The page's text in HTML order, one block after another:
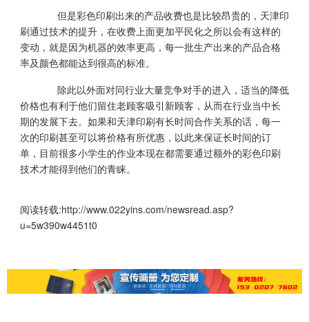
但是彩色印刷出来的产品收费也是比较昂贵的，天津印
刷通过技术的提升，在收费上面更加平民化之所以会有这样的
变动，就是因为机器的效率更高，每一批生产出来的产品合格
率及颜色都能达到很高的标准。
除此以外面对同行业大量竞争对手的进入，适当的降低
价格也有利于他们留住老顾客吸引新顾客，从而在行业当中长
期的发展下去。如果和天津印刷有长时间合作关系的话，每一
次的印刷甚至可以将价格有所优惠，以此来保证长时间的订
单，目前很多小学生的作业本现在都需要通过额外的彩色印刷
技术才能得到他们的青睐。
阅读转载:http://www.022yins.com/newsread.asp?
u=5w390w4451t0